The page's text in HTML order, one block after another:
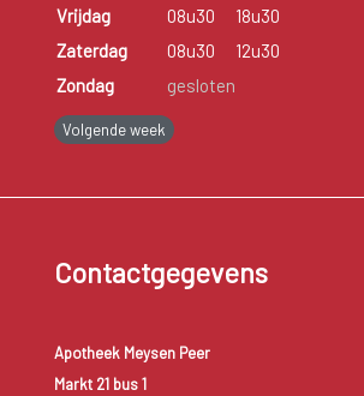
Vrijdag
08u30
18u30
Zaterdag
08u30
12u30
Zondag
gesloten
Volgende week
Contactgegevens
Apotheek Meysen Peer
Markt 21 bus 1